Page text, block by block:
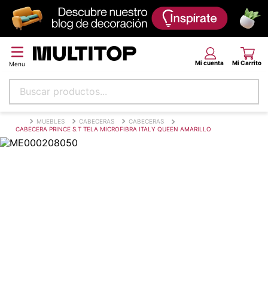
Buscar productos...
MUEBLES CABECERAS
CABECERAS
CABECERA PRINCE S.T TELA MICROFIBRA ITALY QUEEN AMARILLO
Términos más buscados
papel tapiz